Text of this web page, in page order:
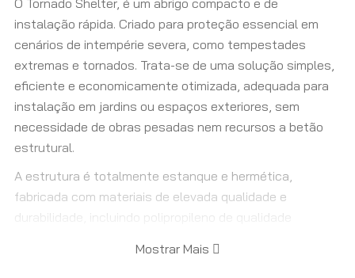
O Tornado Shelter, é um abrigo compacto e de
instalação rápida. Criado para proteção essencial em
cenários de intempérie severa, como tempestades
extremas e tornados. Trata-se de uma solução simples,
eficiente e economicamente otimizada, adequada para
instalação em jardins ou espaços exteriores, sem
necessidade de obras pesadas nem recursos a betão
estrutural.
A estrutura é totalmente estanque e hermética,
fabricada com materiais de elevada qualidade e
durabilidade, incluindo polipropileno de qualidade
estruturais resistentes à corrosão. Esta combinação
Mostrar Mais